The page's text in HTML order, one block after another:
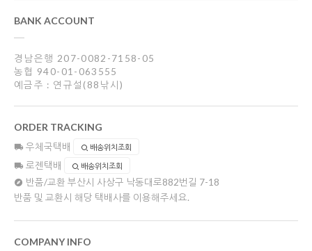
BANK ACCOUNT
경남은행 207-0082-7158-05
농협 940-01-063555
예금주 : 연규설(88낚시)
ORDER TRACKING
우체국택배 배송위치조회
로젠택배 배송위치조회
반품/교환 부산시 사상구 낙동대로882번길 7-18
반품 및 교환시 해당 택배사를 이용해주세요.
COMPANY INFO